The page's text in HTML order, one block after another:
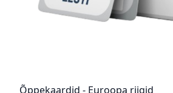
Õppekaardid - Euroopa riigid